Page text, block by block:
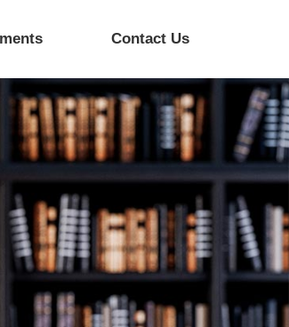
Contact Us